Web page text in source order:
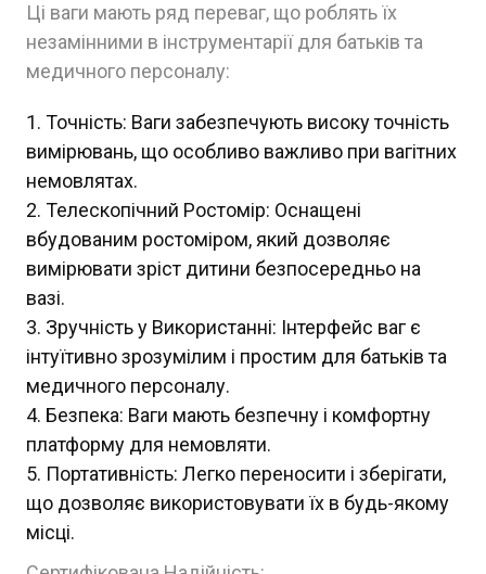
Ці ваги мають ряд переваг, що роблять їх
незамінними в інструментарії для батьків та
медичного персоналу:
Точність: Ваги забезпечують високу точність
вимірювань, що особливо важливо при вагітних
немовлятах.
Телескопічний Ростомір: Оснащені
вбудованим ростоміром, який дозволяє
вимірювати зріст дитини безпосередньо на
вазі.
Зручність у Використанні: Інтерфейс ваг є
інтуїтивно зрозумілим і простим для батьків та
медичного персоналу.
Безпека: Ваги мають безпечну і комфортну
платформу для немовляти.
Портативність: Легко переносити і зберігати,
що дозволяє використовувати їх в будь-якому
місці.